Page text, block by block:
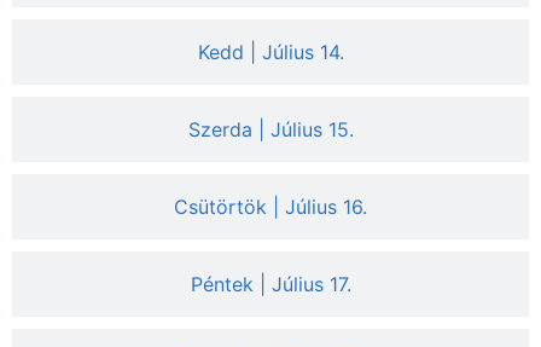
Kedd | Július 14.
Szerda | Július 15.
Csütörtök | Július 16.
Péntek | Július 17.